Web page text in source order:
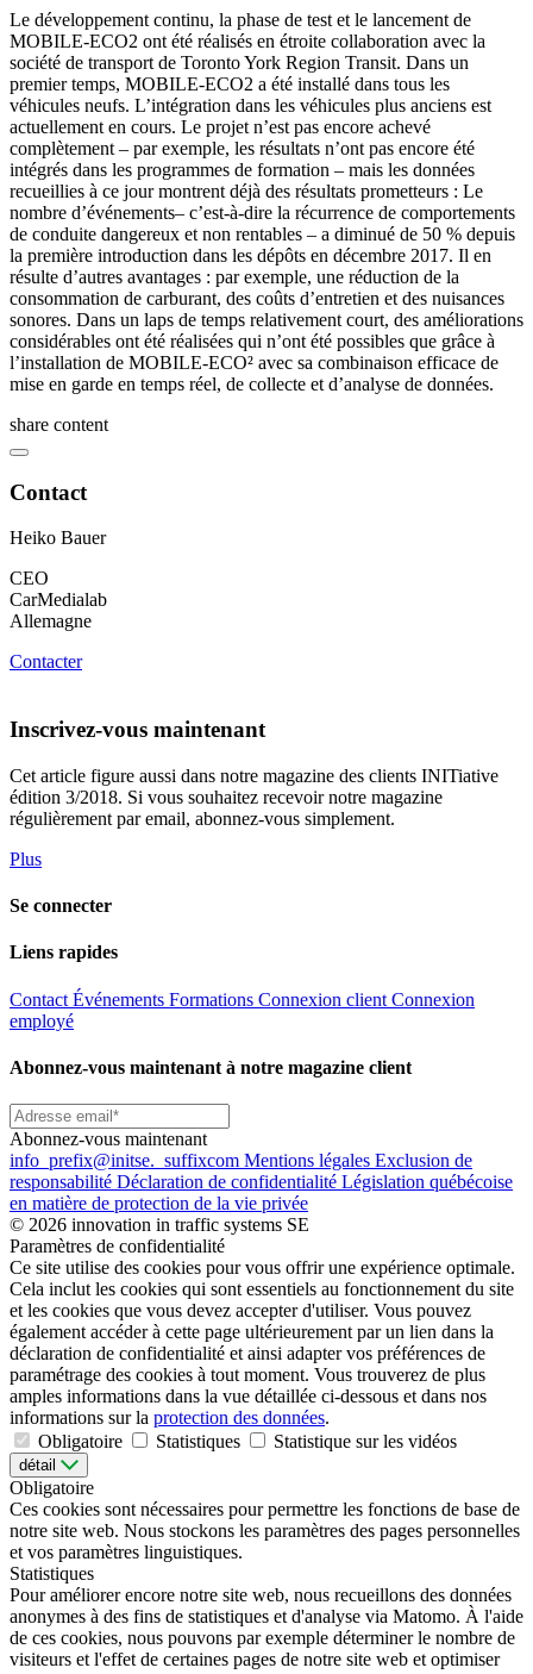
Le développement continu, la phase de test et le lancement de
MOBILE-ECO2 ont été réalisés en étroite collaboration avec la
société de transport de Toronto York Region Transit. Dans un
premier temps, MOBILE-ECO2 a été installé dans tous les
véhicules neufs. L’intégration dans les véhicules plus anciens est
actuellement en cours. Le projet n’est pas encore achevé
complètement – par exemple, les résultats n’ont pas encore été
intégrés dans les programmes de formation – mais les données
recueillies à ce jour montrent déjà des résultats prometteurs : Le
nombre d’événements– c’est-à-dire la récurrence de comportements
de conduite dangereux et non rentables – a diminué de 50 % depuis
la première introduction dans les dépôts en décembre 2017. Il en
résulte d’autres avantages : par exemple, une réduction de la
consommation de carburant, des coûts d’entretien et des nuisances
sonores. Dans un laps de temps relativement court, des améliorations
considérables ont été réalisées qui n’ont été possibles que grâce à
l’installation de MOBILE-ECO² avec sa combinaison efficace de
mise en garde en temps réel, de collecte et d’analyse de données.
share content
Contact
Heiko Bauer
CEO
CarMedialab
Allemagne
Contacter
Inscrivez-vous maintenant
Cet article figure aussi dans notre magazine des clients INITiative
édition 3/2018. Si vous souhaitez recevoir notre magazine
régulièrement par email, abonnez-vous simplement.
Plus
Se connecter
Liens rapides
Contact Événements Formations Connexion client Connexion
employé
Abonnez-vous maintenant à notre magazine client
Abonnez-vous maintenant
info _prefix@initse. _suffixcom Mentions légales Exclusion de
responsabilité Déclaration de confidentialité Législation québécoise
en matière de protection de la vie privée
© 2026 innovation in traffic systems SE
Paramètres de confidentialité
Ce site utilise des cookies pour vous offrir une expérience optimale.
Cela inclut les cookies qui sont essentiels au fonctionnement du site
et les cookies que vous devez accepter d'utiliser. Vous pouvez
également accéder à cette page ultérieurement par un lien dans la
déclaration de confidentialité et ainsi adapter vos préférences de
paramétrage des cookies à tout moment. Vous trouverez de plus
amples informations dans la vue détaillée ci-dessous et dans nos
informations sur la protection des données.
Obligatoire
Statistiques Statistique sur les vidéos
détail
Obligatoire
Ces cookies sont nécessaires pour permettre les fonctions de base de
notre site web. Nous stockons les paramètres des pages personnelles
et vos paramètres linguistiques.
Statistiques
Pour améliorer encore notre site web, nous recueillons des données
anonymes à des fins de statistiques et d'analyse via Matomo. À l'aide
de ces cookies, nous pouvons par exemple déterminer le nombre de
visiteurs et l'effet de certaines pages de notre site web et optimiser